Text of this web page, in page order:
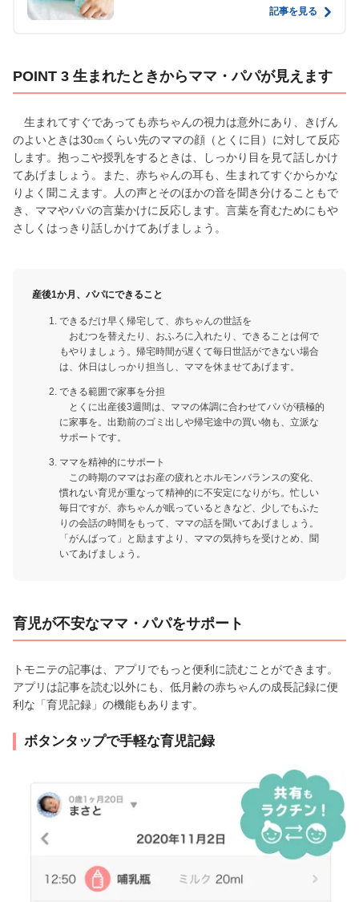
記事を見る
POINT 3 生まれたときからママ・パパが見えます
生まれてすぐであっても赤ちゃんの視力は意外にあり、きげん
のよいときは30㎝くらい先のママの顔（とくに目）に対して反応
します。抱っこや授乳をするときは、しっかり目を見て話しかけ
てあげましょう。また、赤ちゃんの耳も、生まれてすぐからかな
りよく聞こえます。人の声とそのほかの音を聞き分けることもで
き、ママやパパの言葉かけに反応します。言葉を育むためにもや
さしくはっきり話しかけてあげましょう。
産後1か月、パパにできること
できるだけ早く帰宅して、赤ちゃんの世話を
おむつを替えたり、おふろに入れたり、できることは何で
もやりましょう。帰宅時間が遅くて毎日世話ができない場合
は、休日はしっかり担当し、ママを休ませてあげます。
できる範囲で家事を分担
とくに出産後3週間は、ママの体調に合わせてパパが積極的
に家事を。出勤前のゴミ出しや帰宅途中の買い物も、立派な
サポートです。
ママを精神的にサポート
この時期のママはお産の疲れとホルモンバランスの変化、
慣れない育児が重なって精神的に不安定になりがち。忙しい
毎日ですが、赤ちゃんが眠っているときなど、少しでもふた
りの会話の時間をもって、ママの話を聞いてあげましょう。
「がんばって」と励ますより、ママの気持ちを受けとめ、聞
いてあげましょう。
育児が不安なママ・パパをサポート
トモニテの記事は、アプリでもっと便利に読むことができます。
アプリは記事を読む以外にも、低月齢の赤ちゃんの成長記録に便
利な「育児記録」の機能もあります。
ボタンタップで手軽な育児記録